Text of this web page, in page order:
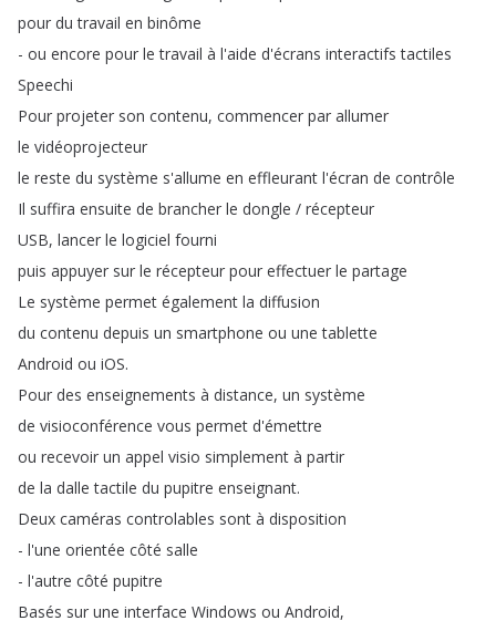
pour du travail en binôme
- ou encore pour le travail à l'aide d'écrans interactifs tactiles
Speechi
Pour projeter son contenu, commencer par allumer
le vidéoprojecteur
le reste du système s'allume en effleurant l'écran de contrôle
Il suffira ensuite de brancher le dongle / récepteur
USB, lancer le logiciel fourni
puis appuyer sur le récepteur pour effectuer le partage
Le système permet également la diffusion
du contenu depuis un smartphone ou une tablette
Android ou iOS.
Pour des enseignements à distance, un système
de visioconférence vous permet d'émettre
ou recevoir un appel visio simplement à partir
de la dalle tactile du pupitre enseignant.
Deux caméras controlables sont à disposition
- l'une orientée côté salle
- l'autre côté pupitre
Basés sur une interface Windows ou Android,